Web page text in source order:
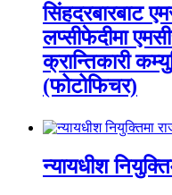
सिंहदरबारबाट
लप्सीफेदीमा
क्रान्तिकारी
(फोटोफिचर)
न्यायधीश